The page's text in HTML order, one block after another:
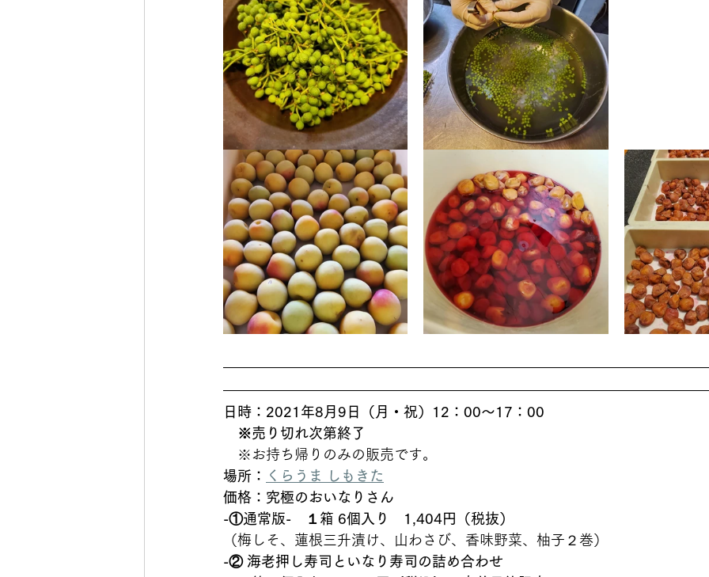
日時：2021年8月9日（月・祝）12：00～17：00
※売り切れ次第終了
※お持ち帰りのみの販売です。
場所：
くらうま しもきた
価格：究極のおいなりさん
-①通常版-　１箱 6個入り　1,404円（税抜）
（梅しそ、蓮根三升漬け、山わさび、香味野菜、柚子２巻）
-② 海老押し寿司といなり寿司の詰め合わせ